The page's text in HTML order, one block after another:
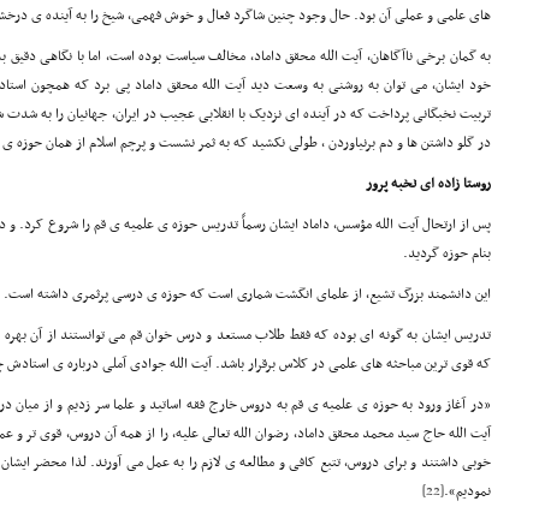
های علمی و عملی آن بود. حال وجود چنین شاگرد فعال و خوش فهمی، شیخ را به آینده ی
به گمان برخی ناآگاهان، آیت الله محقق داماد، مخالف سیاست بوده است، اما با نگاهی
خود ایشان، می توان به روشنی به وسعت دید آیت الله محقق داماد پی برد که همچون
تربیت نخبگانی پرداخت که در آینده ای نزدیک با انقلابی عجیب در ایران، جهانیان را به
در گلو داشتن ها و دم برنیاوردن ، طولی نکشید که به ثمر نشست و پرچم اسلام از همان حوزه
روستا زاده ای نخبه پرور
پس از ارتحال آیت الله مؤسس، داماد ایشان رسماً تدریس حوزه ی علمیه ی قم را شروع
بنام حوزه گردید.
این دانشمند بزرگ تشیع، از علمای انگشت شماری است که حوزه ی درسی پرثمری داشته است.
تدریس ایشان به گونه ای بوده که فقط طلاب مستعد و درس خوان قم می توانستند از آن
که قوی ترین مباحثه های علمی در کلاس برقرار باشد. آیت الله جوادی آملی درباره ی
«در آغاز ورود به حوزه ی علمیه ی قم به دروس خارج فقه اساتید و علما سر زدیم و از میان
آیت الله حاج سید محمد محقق داماد، رضوان الله تعالی علیه، را از همه آن دروس، قوی تر و
نمودیم».[22]